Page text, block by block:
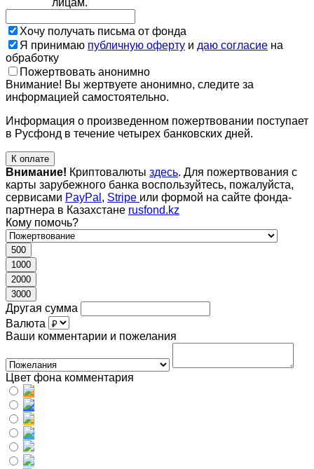
Хочу получать письма от фонда
Я принимаю публичную оферту и даю согласие на
обработку
Пожертвовать анонимно
Внимание! Вы жертвуете анонимно, следите за
информацией самостоятельно.
Информация о произведенном пожертвовании поступает
в Русфонд в течение четырех банковских дней.
К оплате
Внимание! Криптовалюты здесь. Для пожертвования с
карты зарубежного банка воспользуйтесь, пожалуйста,
сервисами PayPal , Stripe или формой на сайте фонда-
партнера в Казахстане rusfond.kz
Кому помочь?
500
1000
2000
3000
Другая сумма
Валюта
Ваши комментарии и пожелания
Цвет фона комментария